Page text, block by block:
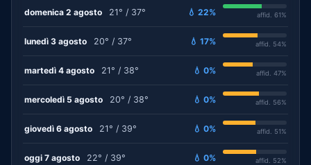
domenica 2 agosto 21° / 37° 💧 22% affid. 61%
lunedì 3 agosto 20° / 37° 💧 17% affid. 54%
martedì 4 agosto 21° / 38° 💧 0% affid. 47%
mercoledì 5 agosto 20° / 38° 💧 0% affid. 56%
giovedì 6 agosto 21° / 39° 💧 0% affid. 51%
oggi 7 agosto 22° / 39° 💧 0% affid. 52%